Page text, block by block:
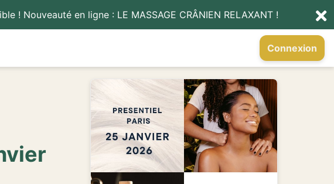
! Nouveauté en ligne : LE MASSAGE CRÂNIEN RELAXANT !
Connexion